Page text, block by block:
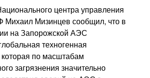
центра управления
Михаил Мизинцев сообщил, что в
на Запорожской АЭС
техногенная
по масштабам
загрязнения значительно